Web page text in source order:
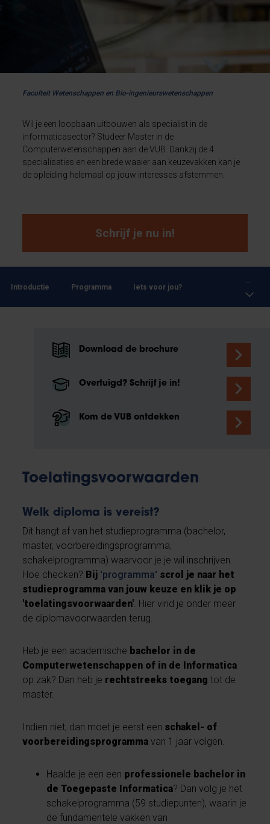
Faculteit Wetenschappen en Bio-ingenieurswetenschappen
Wil je een loopbaan uitbouwen als specialist in de
informaticasector? Studeer Master in de
Computerwetenschappen aan de VUB. Dankzij de 4
specialisaties en een brede waaier aan keuzevakken kan je
de opleiding helemaal op jouw interesses afstemmen.
Schrijf je nu in!
Introductie Programma Iets voor jou?
Download de brochure
Overtuigd? Schrijf je in!
Kom de VUB ontdekken
Toelatingsvoorwaarden
Welk diploma is vereist?
Dit hangt af van het studieprogramma (bachelor,
master, voorbereidingsprogramma,
schakelprogramma) waarvoor je je wil inschrijven.
Hoe checken? Bij 'programma' scrol je naar het
studieprogramma van jouw keuze en klik je op
'toelatingsvoorwaarden'. Hier vind je onder meer
de diplomavoorwaarden terug.
Heb je een academische bachelor in de
Computerwetenschappen of in de Informatica
op zak? Dan heb je rechtstreeks toegang tot de
master.
Indien niet, dan moet je eerst een schakel- of
voorbereidingsprogrammavan 1 jaar volgen.
Haalde je een een professionele bachelor in
de Toegepaste Informatica? Dan volg je het
schakelprogramma (59 studiepunten), waarin je
de fundamentele vakken van